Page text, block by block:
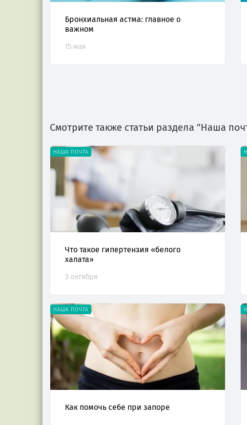
Бронхиальная астма: главное о
важном
15 мая
Смотрите также статьи раздела "Наша
НАША ПОЧТА
Что такое гипертензия «белого
халата»
3 октября
НАША ПОЧТА
Как помочь себе при запоре